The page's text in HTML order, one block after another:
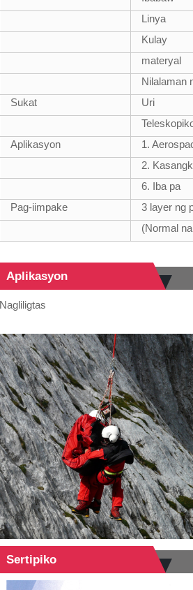
Linya
Kulay
materyal
Nilalaman
Sukat
Uri
Aplikasyon
1.
2.
6. Iba pa
Pag-iimpake
3 layer ng
(Normal
Aplikasyon
Nagliligtas
Sertipiko